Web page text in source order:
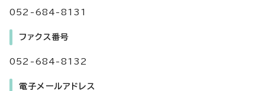
052-684-8131
ファクス番号
052-684-8132
電子メールアドレス